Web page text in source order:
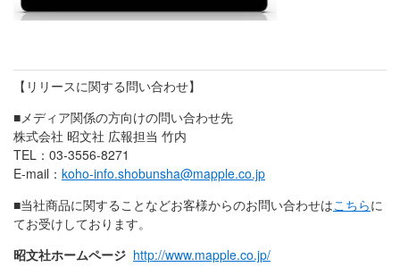
【リリースに関する問い合わせ】
■メディア関係の方向けの問い合わせ先
株式会社 昭文社 広報担当 竹内
TEL：03-3556-8271
E-mail： koho-info.shobunsha@mapple.co.jp
■当社商品に関することなどお客様からのお問い合わせはこちらに
てお受けしております。
昭文社ホームページ http://www.mapple.co.jp/